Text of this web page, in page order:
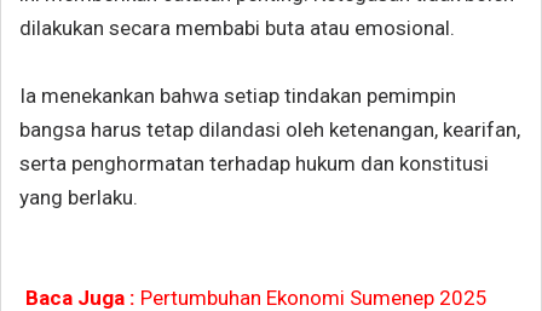
dilakukan secara membabi buta atau emosional.
Ia menekankan bahwa setiap tindakan pemimpin
bangsa harus tetap dilandasi oleh ketenangan, kearifan,
serta penghormatan terhadap hukum dan konstitusi
yang berlaku.
Baca Juga : Pertumbuhan Ekonomi Sumenep 2025